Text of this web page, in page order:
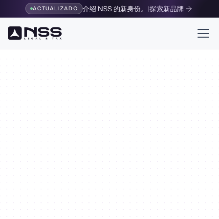
ACTUALIZADO 介绍 NSS 的新身份。 |探索新品牌